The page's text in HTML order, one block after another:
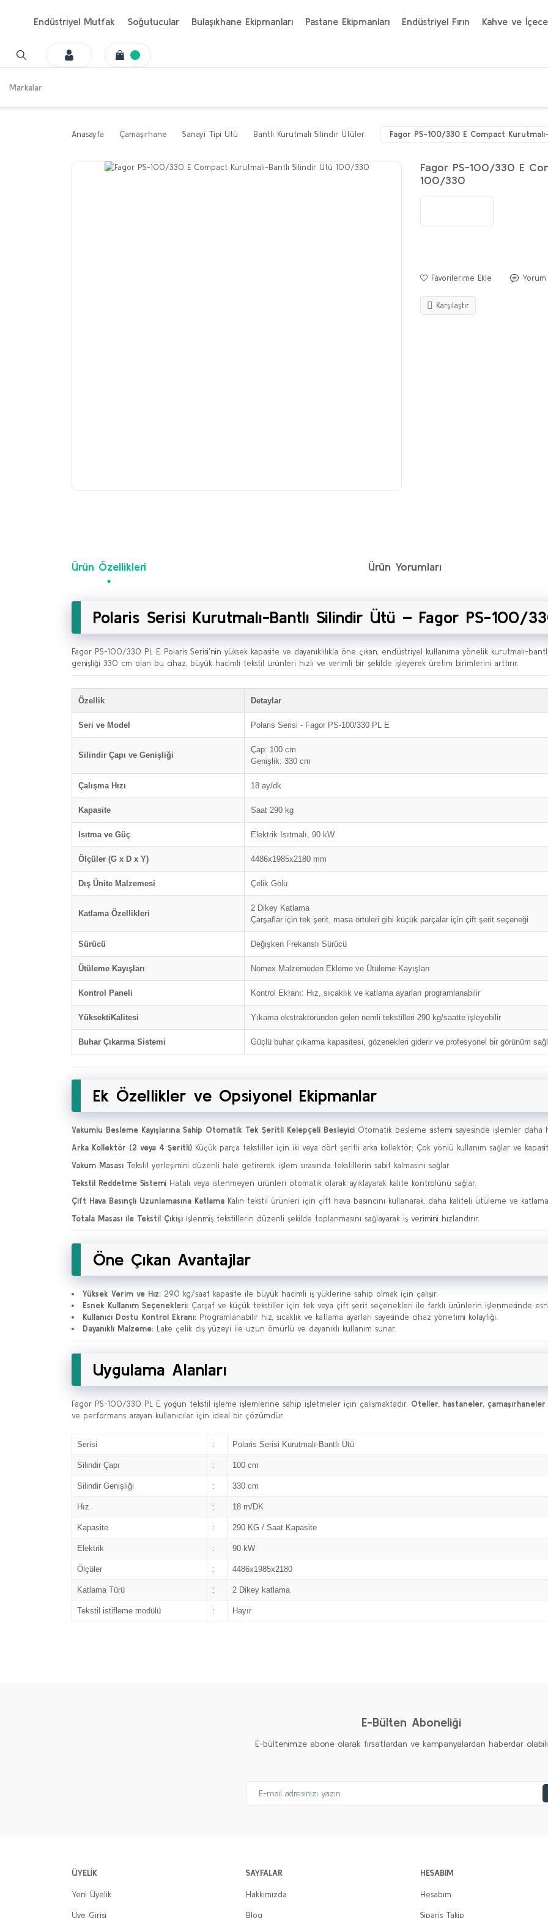
Endüstriyel Mutfak Soğutucular Bulaşıkhane Ekipmanları Pastane Ekipmanları Endüstriyel Fırın Kahve ve
Markalar
Anasayfa Çamaşırhane Sanayi Tipi Ütü Bantlı Kurutmalı Silindir Ütüler Fagor PS-100/330 E Compact
Fagor PS-100/330 E
100/330
Yorum
Karşılaştır
Ürün Özellikleri Ürün Yorumları
Polaris Serisi Kurutmalı-Bantlı Silindir Ütü – Fagor PS-100/
Fagor PS-100/330 PL E, Polaris Serisi'nin yüksek kapasite ve dayanıklılıkla öne çıkan, endüstriyel kullanıma yönelik kurutmalı-
genişliği 330 cm olan bu cihaz, büyük hacimli tekstil ürünleri hızlı ve verimli bir şekilde işleyerek üretim birimlerini arttırır.
Özellik Detaylar
Seri ve Model Polaris Serisi - Fagor PS-100/330 PL E
Silindir Çapı ve Genişliği
Çap: 100 cm
Genişlik: 330 cm
Çalışma Hızı 18 ay/dk
Kapasite Saat 290 kg
Isıtma ve Güç Elektrik Isıtmalı, 90 kW
Ölçüler (G x D x Y) 4486x1985x2180 mm
Dış Ünite Malzemesi Çelik Gölü
Katlama Özellikleri
2 Dikey Katlama
Çarşaflar için tek şerit, masa örtüleri gibi küçük parçalar için çift şerit seçeneği
Sürücü Değişken Frekanslı Sürücü
Ütüleme Kayışları Nomex Malzemeden Ekleme ve Ütüleme Kayışları
Kontrol Paneli Kontrol Ekranı: Hız, sıcaklık ve katlama ayarları programlanabilir
YüksektiKalitesi Yıkama ekstraktöründen gelen nemli tekstilleri 290 kg/saatte işleyebilir
Buhar Çıkarma Sistemi Güçlü buhar çıkarma kapasitesi, gözenekleri giderir ve profesyonel bir görünüm
Ek Özellikler ve Opsiyonel Ekipmanlar
Vakumlu Besleme Kayışlarına Sahip Otomatik Tek Şeritli Kelepçeli Besleyici Otomatik besleme sistemi sayesinde işlemler daha
Arka Kollektör (2 veya 4 Şeritli) Küçük parça tekstiller için iki veya dört şeritli arka kollektör; Çok yönlü kullanım sağlar ve
Vakum Masası Tekstil yerleşimini düzenli hale getirerek, işlem sırasında tekstillerin sabit kalmasını sağlar.
Tekstil Reddetme Sistemi Hatalı veya istenmeyen ürünleri otomatik olarak ayıklayarak kalite kontrolünü sağlar.
Çift Hava Basınçlı Uzunlamasına Katlama Kalın tekstil ürünleri için çift hava basıncını kullanarak, daha kaliteli ütüleme ve
Totala Masası ile Tekstil Çıkışı İşlenmiş tekstillerin düzenli şekilde toplanmasını sağlayarak iş verimini hızlandırır.
Öne Çıkan Avantajlar
Yüksek Verim ve Hız: 290 kg/saat kapasite ile büyük hacimli iş yüklerine sahip olmak için çalışır.
Esnek Kullanım Seçenekleri: Çarşaf ve küçük tekstiller için tek veya çift şerit seçenekleri ile farklı ürünlerin işlenmesinde
Kullanıcı Dostu Kontrol Ekranı: Programlanabilir hız, sıcaklık ve katlama ayarları sayesinde cihaz yönetimi kolaylığı.
Dayanıklı Malzeme: Lake çelik dış yüzeyi ile uzun ömürlü ve dayanıklı kullanım sunar.
Uygulama Alanları
Fagor PS-100/330 PL E, yoğun tekstil işleme işlemlerine sahip işletmeler için çalışmaktadır. Oteller, hastaneler, çamaşırhaneler
ve performans arayan kullanıcılar için ideal bir çözümdür.
Serisi : Polaris Serisi Kurutmalı-Bantlı Ütü
Silindir Çapı : 100 cm
Silindir Genişliği : 330 cm
Hız : 18 m/DK
Kapasite : 290 KG / Saat Kapasite
Elektrik : 90 kW
Ölçüler : 4486x1985x2180
Katlama Türü : 2 Dikey katlama
Tekstil istifleme modülü : Hayır
E-Bülten Aboneliği
E-bültenimize abone olarak fırsatlardan ve kampanyalardan haberdar
ÜYELİK
Yeni Üyelik
Üye Girişi
SAYFALAR
Hakkımızda
Blog
HESABIM
Hesabım
Sipariş Takip